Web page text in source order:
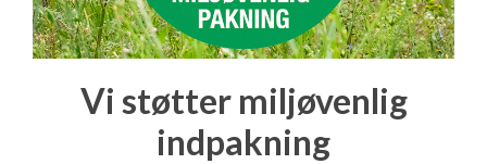
Vi støtter miljøvenlig
indpakning